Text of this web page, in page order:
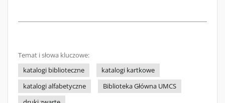
Temat i słowa kluczowe:
katalogi biblioteczne
katalogi kartkowe
katalogi alfabetyczne
Biblioteka Główna UMCS